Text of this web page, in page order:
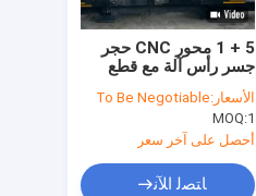
5 + 1 محور CNC حجر
جسر رأس آلة مع قطع
الطحن لقطع الطاولات
الرخام الجرانيت الكوارتز
السلالم
الأسعار:To Be Negotiable
MOQ:1
أحصل على آخر سعر
ﺎﺘﺼﻟ ﺍﻶﻧ